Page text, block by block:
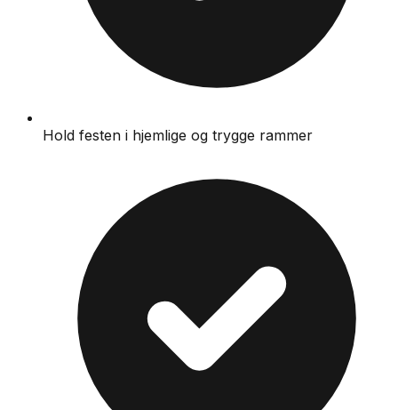
Hold festen i hjemlige og trygge rammer